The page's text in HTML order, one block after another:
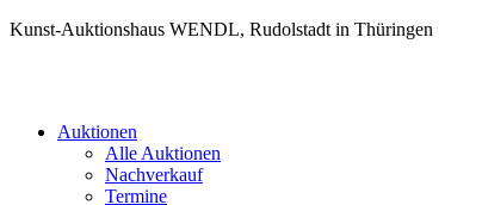
Kunst-Auktionshaus WENDL, Rudolstadt in Thüringen
Auktionen
Alle Auktionen
Nachverkauf
Termine